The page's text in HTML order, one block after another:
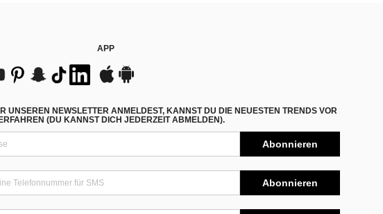
APP
UNSEREN NEWSLETTER ANMELDEST, KANNST DU DIE NEUESTEN TRENDS VOR
(DU KANNST DICH JEDERZEIT ABMELDEN).
Abonnieren
Abonnieren